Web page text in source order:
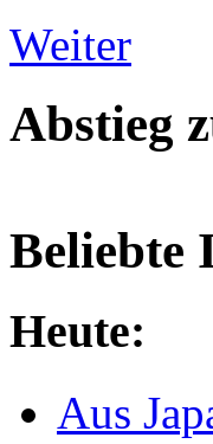
Weiter
Abstieg
Beliebte
Heute:
Aus